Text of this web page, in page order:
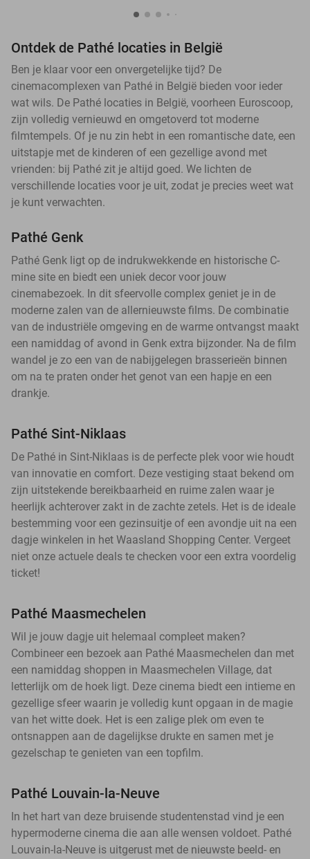
Ontdek de Pathé locaties in België
Ben je klaar voor een onvergetelijke tijd? De
cinemacomplexen van Pathé in België bieden voor ieder
wat wils. De Pathé locaties in België, voorheen Euroscoop,
zijn volledig vernieuwd en omgetoverd tot moderne
filmtempels. Of je nu zin hebt in een romantische date, een
uitstapje met de kinderen of een gezellige avond met
vrienden: bij Pathé zit je altijd goed. We lichten de
verschillende locaties voor je uit, zodat je precies weet wat
je kunt verwachten.
Pathé Genk
Pathé Genk ligt op de indrukwekkende en historische C-
mine site en biedt een uniek decor voor jouw
cinemabezoek. In dit sfeervolle complex geniet je in de
moderne zalen van de allernieuwste films. De combinatie
van de industriële omgeving en de warme ontvangst maakt
een namiddag of avond in Genk extra bijzonder. Na de film
wandel je zo een van de nabijgelegen brasserieën binnen
om na te praten onder het genot van een hapje en een
drankje.
Pathé Sint-Niklaas
De Pathé in Sint-Niklaas is de perfecte plek voor wie houdt
van innovatie en comfort. Deze vestiging staat bekend om
zijn uitstekende bereikbaarheid en ruime zalen waar je
heerlijk achterover zakt in de zachte zetels. Het is de ideale
bestemming voor een gezinsuitje of een avondje uit na een
dagje winkelen in het Waasland Shopping Center. Vergeet
niet onze actuele deals te checken voor een extra voordelig
ticket!
Pathé Maasmechelen
Wil je jouw dagje uit helemaal compleet maken?
Combineer een bezoek aan Pathé Maasmechelen dan met
een namiddag shoppen in Maasmechelen Village, dat
letterlijk om de hoek ligt. Deze cinema biedt een intieme en
gezellige sfeer waarin je volledig kunt opgaan in de magie
van het witte doek. Het is een zalige plek om even te
ontsnappen aan de dagelijkse drukte en samen met je
gezelschap te genieten van een topfilm.
Pathé Louvain-la-Neuve
In het hart van deze bruisende studentenstad vind je een
hypermoderne cinema die aan alle wensen voldoet. Pathé
Louvain-la-Neuve is uitgerust met de nieuwste beeld- en